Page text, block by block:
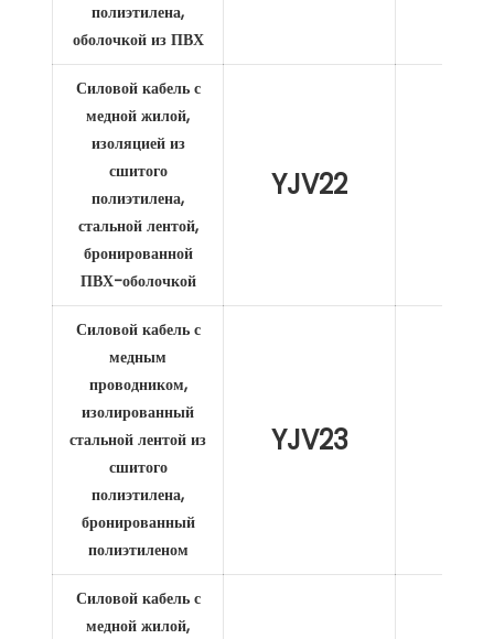
полиэтилена,
оболочкой из ПВХ
Силовой кабель с
медной жилой,
изоляцией из
сшитого
полиэтилена,
стальной лентой,
бронированной
ПВХ-оболочкой
YJV22
Силовой кабель с
медным
проводником,
изолированный
стальной лентой из
сшитого
полиэтилена,
бронированный
полиэтиленом
YJV23
Силовой кабель с
медной жилой,